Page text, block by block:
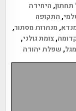
תחתון,היחידה
,התקופה
,מנהרות מסתור,
,צומת גולני,
,שפלת יהודה